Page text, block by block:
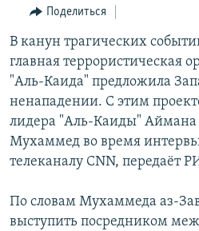
Перейти
поиску
РЕГИОН
НАГОРНЫЙ КАРАБАХ
СПОРТ
АРХИВ
Հայերեն
English
Поделиться
В канун трагических
главная террористическая
"Аль-Каида" предложила
ненападении. С этим
лидера "Аль-Каиды" Аймана
Мухаммед во время
телеканалу CNN, передаёт
По словам Мухаммеда аз-
выступить посредником